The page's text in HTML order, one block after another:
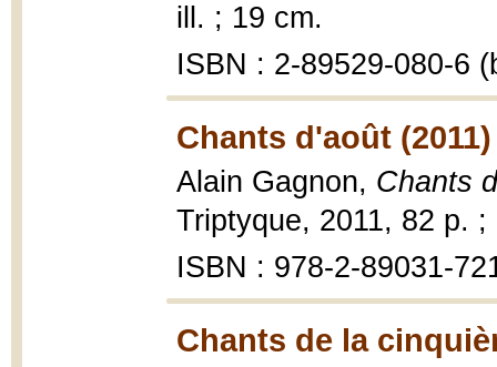
ill. ; 19 cm.
ISBN : 2-89529-080-6
Chants d'août (2011)
Alain Gagnon, Chants
Triptyque, 2011, 82 p. ;
ISBN : 978-2-89031-
Chants de la